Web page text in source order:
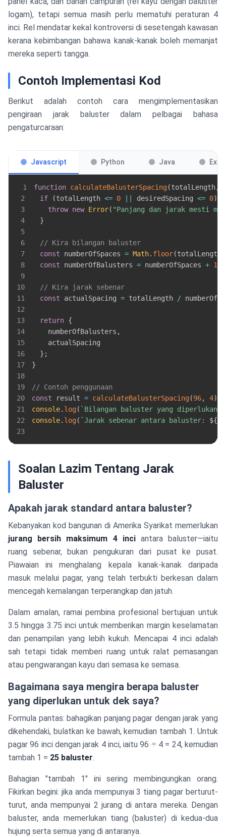
logam), tetapi semua masih perlu mematuhi peraturan 4
inci. Rel mendatar kekal kontroversi di sesetengah kawasan
kerana kebimbangan bahawa kanak-kanak boleh memanjat
mereka seperti tangga.
Contoh Implementasi Kod
Berikut adalah contoh cara mengimplementasikan
pengiraan jarak baluster dalam pelbagai bahasa
pengaturcaraan:
Javascript Python Java
1 function calculateBalusterSpacing(totalLength,
2
if (totalLength <= 0 desiredSpacing <= 0)
3
throw new Error( "Panjang dan jarak mesti
4
}
5
6
// Kira bilangan baluster
7
const numberOfSpaces = Math. floor(totalLength
8
const numberOfBalusters = numberOfSpaces + 1;
9
10
// Kira jarak sebenar
11
const actualSpacing = totalLength /
12
13
return {
14
    numberOfBalusters
,
15
16
} ;
17
}
18
19
// Contoh penggunaan
20
const result = calculateBalusterSpacing(96, 4)
21
console. log( ` Bilangan baluster yang diperlukan:
22
console. log( `Jarak sebenar antara baluster: ${
23
Soalan Lazim Tentang Jarak
Baluster
Apakah jarak standard antara baluster?
Kebanyakan kod bangunan di Amerika Syarikat memerlukan
jurang bersih maksimum 4 inciantara baluster—iaitu
ruang sebenar, bukan pengukuran dari pusat ke pusat.
Piawaian ini menghalang kepala kanak-kanak daripada
masuk melalui pagar, yang telah terbukti berkesan dalam
mencegah kemalangan terperangkap dan jatuh.
Dalam amalan, ramai pembina profesional bertujuan untuk
3.5 hingga 3.75 inci untuk memberikan margin keselamatan
dan penampilan yang lebih kukuh. Mencapai 4 inci adalah
sah tetapi tidak memberi ruang untuk ralat pemasangan
atau pengwarangan kayu dari semasa ke semasa.
Bagaimana saya mengira berapa baluster
yang diperlukan untuk dek saya?
Formula pantas: bahagikan panjang pagar dengan jarak yang
dikehendaki, bulatkan ke bawah, kemudian tambah 1. Untuk
pagar 96 inci dengan jarak 4 inci, iaitu 96 ÷ 4 = 24, kemudian
tambah 1 = 25 baluster.
Bahagian "tambah 1" ini sering membingungkan orang.
Fikirkan begini: jika anda mempunyai 3 tiang pagar berturut-
turut, anda mempunyai 2 jurang di antara mereka. Dengan
baluster, anda memerlukan tiang (baluster) di kedua-dua
hujung serta semua yang di antaranya.